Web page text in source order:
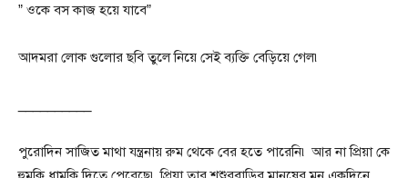
” ওকে বস কাজ হয়ে যাবে”
আদমরা লোক গুলোর ছবি তুলে নিয়ে সেই ব্যক্তি বেড়িয়ে গেল৷
পুরোদিন সাজিত মাথা যন্ত্রনায় রুম থেকে বের হতে পারেনি৷ আর না প্রিয়া কে